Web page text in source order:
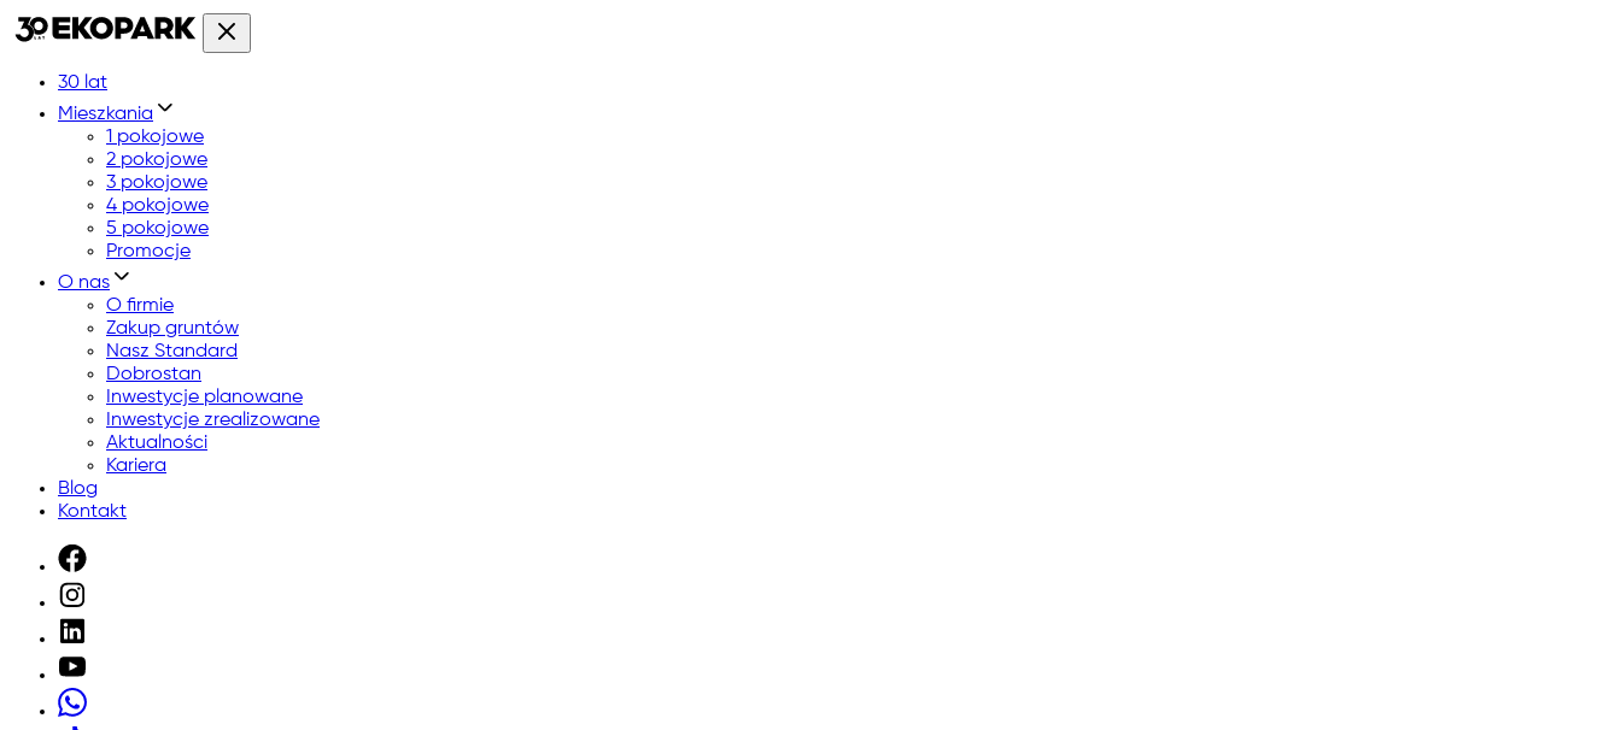
30 lat
Mieszkania
1 pokojowe
2 pokojowe
3 pokojowe
4 pokojowe
5 pokojowe
Promocje
O nas
O firmie
Zakup gruntów
Nasz Standard
Dobrostan
Inwestycje planowane
Inwestycje zrealizowane
Aktualności
Kariera
Blog
Kontakt